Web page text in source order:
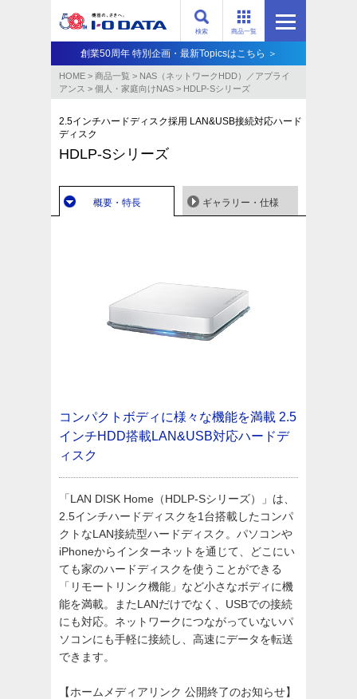
商品一覧
検索
創業50周年 特別企画・最新Topicsはこちら ＞
HOME > 商品一覧 > NAS（ネットワークHDD）／アプライ
アンス​ > 個人・家庭向けNAS > HDLP-Sシリーズ
2.5インチハードディスク採用 LAN&USB接続対応ハード
ディスク
HDLP-Sシリーズ
概要・特長 ギャラリー・仕様
コンパクトボディに様々な機能を満載 2.5
インチHDD搭載LAN&USB対応ハードデ
ィスク
「LAN DISK Home（HDLP-Sシリーズ）」は、
2.5インチハードディスクを1台搭載したコンパ
クトなLAN接続型ハードディスク。パソコンや
iPhoneからインターネットを通じて、どこにい
ても家のハードディスクを使うことができる
「リモートリンク機能」など小さなボディに機
能を満載。またLANだけでなく、USBでの接続
にも対応。ネットワークにつながっていないパ
ソコンにも手軽に接続し、高速にデータを転送
できます。
【ホームメディアリンク 公開終了のお知らせ】